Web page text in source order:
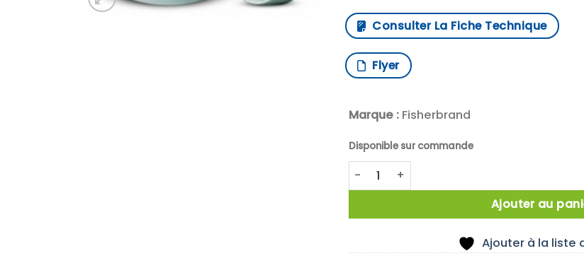
Consulter La Fiche Technique
Flyer
Marque :Fisherbrand
Disponible sur commande
quantité de BUCHNER PORCELAINE FILTRE
Ajouter au
Ajouter à la liste